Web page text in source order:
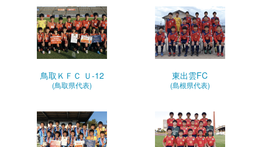
鳥取ＫＦＣ Ｕ-12
(鳥取県代表)
東出雲FC
(島根県代表)